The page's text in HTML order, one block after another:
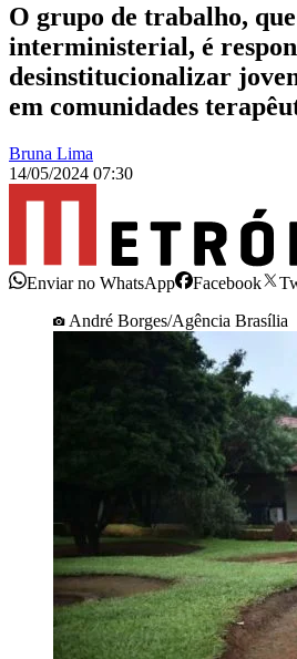
O grupo de trabalho,
interministerial, é
desinstitucionalizar
em comunidades
Bruna Lima
14/05/2024 07:30
Enviar no WhatsApp Facebook
André Borges/Agência Brasília